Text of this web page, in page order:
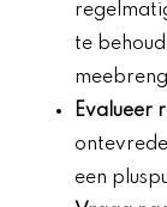
te
Evalueer
een